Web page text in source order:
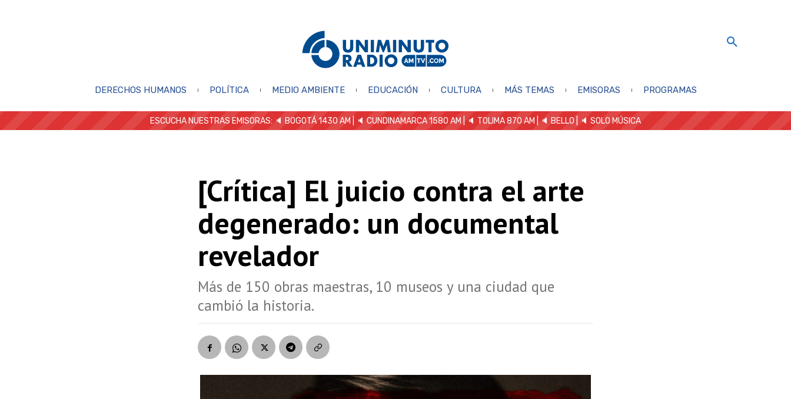
DERECHOS HUMANOS POLÍTICA MEDIO AMBIENTE EDUCACIÓN CULTURA MÁS TEMAS EMISORAS PROGRAMAS
ESCUCHA NUESTRAS EMISORAS: 🔈 BOGOTÁ 1430 AM | 🔈 CUNDINAMARCA 1580 AM | 🔈 TOLIMA 870 AM | 🔈 BELLO 🔈 SOLO MÚSICA
[Crítica] El juicio contra el arte
degenerado: un documental
revelador
Más de 150 obras maestras, 10 museos y una ciudad que
cambió la historia.